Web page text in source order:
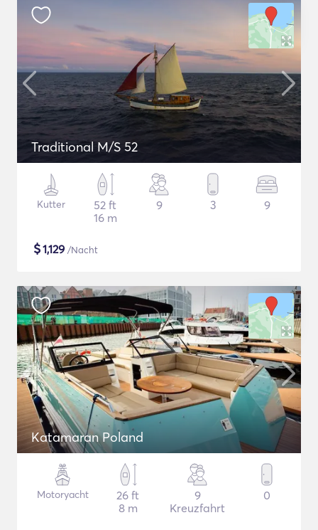
Traditional M/S 52
Kutter
52 ft
16 m
9 3 9
$1,129 /Nacht
Katamaran Poland
Motoryacht
26 ft
8 m
9
Kreuzfahrt
0